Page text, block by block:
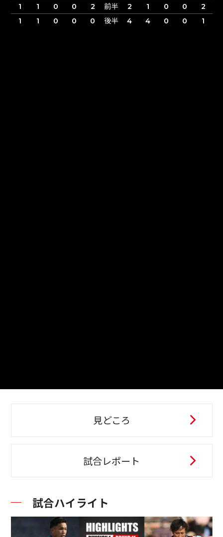
1
1 0 0 2 前半 2 1 0 0
2
1
1 0 0 0 後半 4 4 0 0 1
見どころ
試合レポート
試合ハイライト